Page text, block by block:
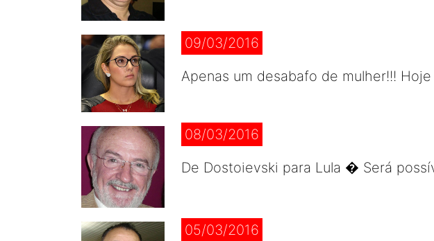
09/03/2016
Apenas um desabafo de mulher!!!
08/03/2016
De Dostoievski para Lula � Será
05/03/2016